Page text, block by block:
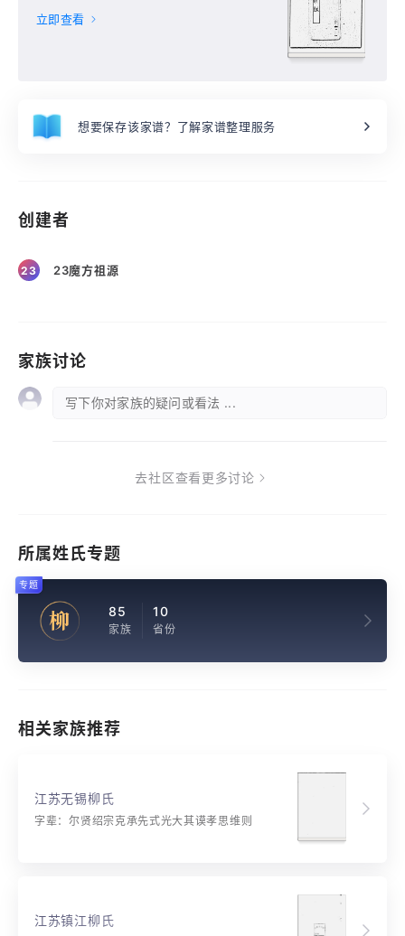
立即查看
想要保存该家谱？了解家谱整理服务
创建者
23 23魔方祖源
家族讨论
写下你对家族的疑问或看法 ...
去社区查看更多讨论
所属姓氏专题
柳 85
家族
10
省份
专题
相关家族推荐
江苏无锡柳氏
字辈：尔贤绍宗克承先式光大其谟孝思维则
江苏镇江柳氏